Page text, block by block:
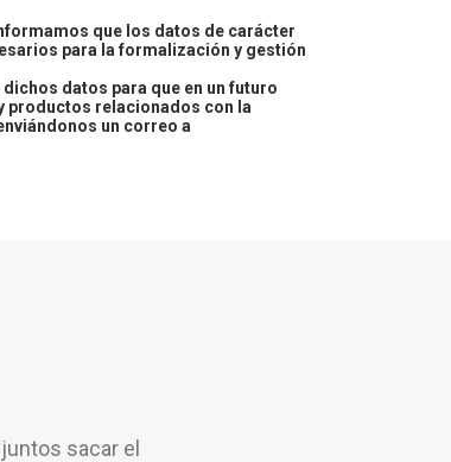
que los datos de carácter
para la formalización y gestión
datos para que en un futuro
productos relacionados con la
un correo a
sacar el